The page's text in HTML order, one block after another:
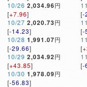
10/26 2,034.96円
[+7.96]
10/27 2,020.73円
[-14.23]
10/28 1,991.07円
[-29.66]
10/29 2,034.92円
[+43.85]
10/30 1,978.09円
[-56.83]
[-
[-
[
[-